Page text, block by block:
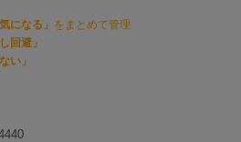
になる」 をまとめて管理
回避」
い」